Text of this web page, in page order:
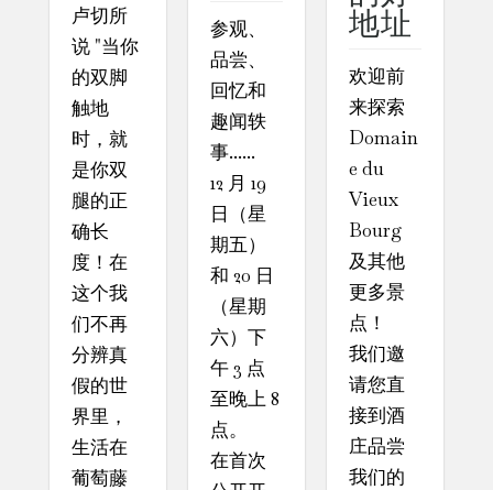
参观、
品尝、
回忆和
趣闻轶
事......
12 月 19
日（星
期五）
和 20 日
（星期
六）下
午 3 点
至晚上 8
点。
在首次
卢切所
说 "当你
的双脚
触地
时，就
是你双
腿的正
确长
度！在
这个我
们不再
分辨真
假的世
界里，
生活在
葡萄藤
地址
欢迎前
来探索
Domain
e du
Vieux
Bourg
及其他
更多景
点！
我们邀
请您直
接到酒
庄品尝
我们的